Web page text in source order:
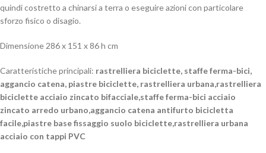
quindi costretto a chinarsi a terra o eseguire azioni con particolare
sforzo fisico o disagio.
Dimensione 286 x 151 x 86 h cm
Caratteristiche principali: rastrelliera biciclette, staffe ferma-bici,
aggancio catena, piastre biciclette, rastrelliera urbana,rastrelliera
biciclette acciaio zincato bifacciale,staffe ferma-bici acciaio
zincato arredo urbano,aggancio catena antifurto bicicletta
facile,piastre base fissaggio suolo biciclette,rastrelliera urbana
acciaio con tappi PVC